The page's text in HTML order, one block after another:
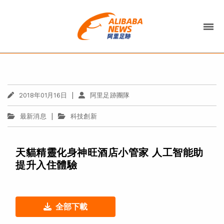
2018年01月16日 | 阿里足跡團隊
最新消息 | 科技創新
天貓精靈化身神旺酒店小管家 人工智能助
提升入住體驗
全部下載